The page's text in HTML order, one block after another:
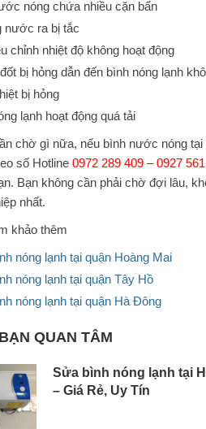
nóng chứa nhiều cặn bẩn
ra bị tắc
chỉnh nhiệt độ không hoạt động
bị hỏng dẫn đến bình nóng lạnh
bị hỏng
lạnh hoạt động quá tải
chờ gì nữa, nếu bình nước nóng tại
số Hotline 0972 289 409 – 0927
Bạn không cần phải chờ đợi lâu,
nhất.
khảo thêm
nóng lạnh tại quận Hoàng Mai
nóng lạnh tại quận Tây Hồ
nóng lạnh tại quận Hà Đông
QUAN TÂM
Sửa bình nóng lạnh tại
– Giá Rẻ, Uy Tín